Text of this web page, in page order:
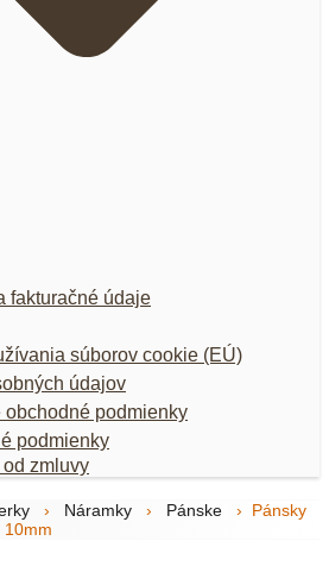
fakturačné údaje
súborov cookie (EÚ)
údajov
obchodné podmienky
podmienky
zmluvy
› Náramky › Pánske ›
Pánsky
10mm